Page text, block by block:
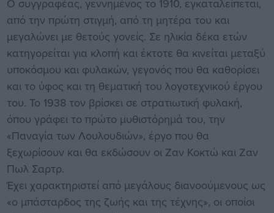
Ο συγγραφέας, γεννημένος το 1910, εγκαταλείπεται,
από την πρώτη στιγμή, από τη μητέρα του και
μεγαλώνει με θετούς γονείς. Σε ηλικία δέκα ετών
κατηγορείται για κλοπή και έκτοτε θα κινείται μεταξύ
υποκόσμου και φυλακών, γεγονός που θα καθορίσει
και το ύφος και τη θεματική του λογοτεχνικού έργου
του. Το 1938 τον βρίσκει σε στρατιωτική φυλακή,
όπου γράφει το πρώτο μυθιστόρημά του, την
«Παναγία των Λουλουδιών», έργο που θα
ξεχωρίσουν και θα εκδώσουν οι Ζαν Κοκτώ και Ζαν
Πωλ Σαρτρ.
Έχει χαρακτηριστεί από μεγάλους διανοούμενους ως
«ο μπάσταρδος της ζωής και της τέχνης», οι οποίοι